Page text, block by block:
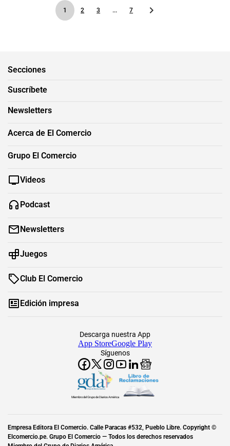
1 2 3 ... 7
Secciones
Suscríbete
Newsletters
Acerca de El Comercio
Grupo El Comercio
Videos
Podcast
Newsletters
Juegos
Club El Comercio
Edición impresa
Síguenos
Descarga nuestra App
App StoreGoogle Play
Miembro del Grupo de Diarios América
Empresa Editora El Comercio. Calle Paracas #532, Pueblo Libre. Copyright ©
Elcomercio.pe. Grupo El Comercio — Todos los derechos reservados